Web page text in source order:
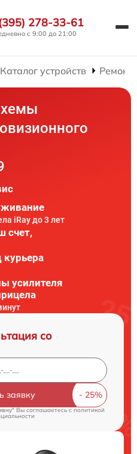
278-33-61
с 9:00 до 21:00
Каталог устройств Ремонт
iRay до 3 лет
счет,
усилителя
со
заявку
Вы соглашаетесь cполитикой